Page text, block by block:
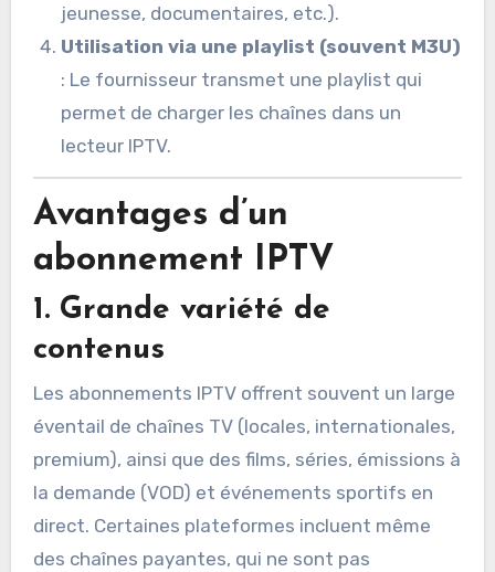
jeunesse, documentaires, etc.).
Utilisation via une playlist (souvent M3U)
: Le fournisseur transmet une playlist qui
permet de charger les chaînes dans un
lecteur IPTV.
Avantages d’un
abonnement IPTV
1. Grande variété de
contenus
Les abonnements IPTV offrent souvent un large
éventail de chaînes TV (locales, internationales,
premium), ainsi que des films, séries, émissions à
la demande (VOD) et événements sportifs en
direct. Certaines plateformes incluent même
des chaînes payantes, qui ne sont pas